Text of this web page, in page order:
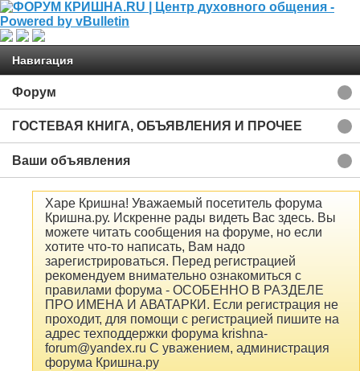
Навигация
Форум
ГОСТЕВАЯ КНИГА, ОБЪЯВЛЕНИЯ И ПРОЧЕЕ
Ваши объявления
Харе Кришна! Уважаемый посетитель форума
Кришна.ру. Искренне рады видеть Вас здесь. Вы
можете читать сообщения на форуме, но если
хотите что-то написать, Вам надо
зарегистрироваться. Перед регистрацией
рекомендуем внимательно ознакомиться с
правилами форума - ОСОБЕННО В РАЗДЕЛЕ
ПРО ИМЕНА И АВАТАРКИ. Если регистрация не
проходит, для помощи с регистрацией пишите на
адрес техподдержки форума krishna-
forum@yandex.ru С уважением, администрация
форума Кришна.ру